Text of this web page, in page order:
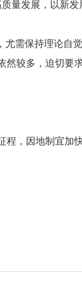
量发展，以新
需保持理论自觉
较多，迫切要
，因地制宜加